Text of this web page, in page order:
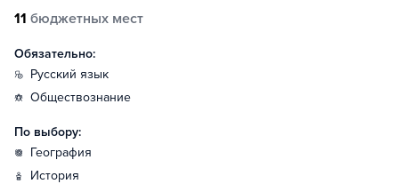
11 бюджетных мест
Обязательно:
русский язык
обществознание
По выбору:
география
история